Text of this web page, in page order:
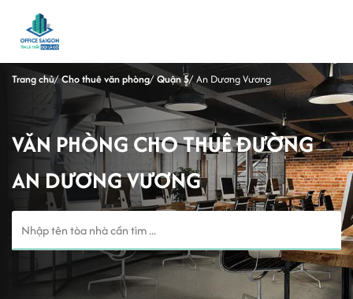
Trang chủ Cho thuê văn phòng Quận 5 An Dương Vương
VĂN PHÒNG CHO THUÊ ĐƯỜNG
AN DƯƠNG VƯƠNG